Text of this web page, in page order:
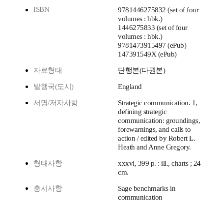
ISBN
9781446275832 (set of four
volumes : hbk.)
1446275833 (set of four
volumes : hbk.)
9781473915497 (ePub)
147391549X (ePub)
자료형태 단행본(다권본)
발행국(도시) England
서명/저자사항
Strategic communication. 1,
defining strategic
communication: groundings,
forewarnings, and calls to
action / edited by Robert L.
Heath and Anne Gregory.
형태사항
xxxvi, 399 p. : ill., charts ; 24
cm.
총서사항
Sage benchmarks in
communication